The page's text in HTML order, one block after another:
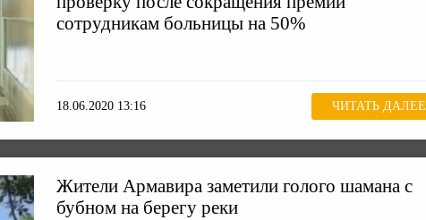
сотрудникам больницы на 50%
18.06.2020 13:16 ЧИТАТЬ ДАЛЕЕ
Жители Армавира заметили голого шамана с
бубном на берегу реки